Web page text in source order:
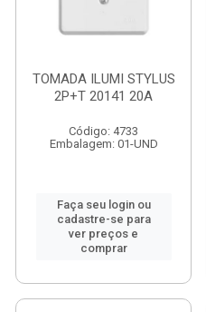
TOMADA ILUMI STYLUS
2P+T 20141 20A
Código: 4733
Embalagem: 01-UND
Faça seu login ou
cadastre-se para
ver preços e
comprar